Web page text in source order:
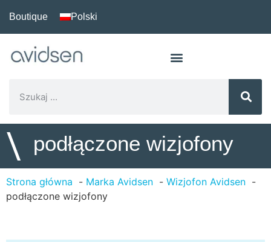
Boutique Polski
\ podłączone wizjofony
Strona główna Marka Avidsen
Wizjofon Avidsen
podłączone wizjofony